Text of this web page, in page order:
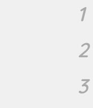
1
2
3